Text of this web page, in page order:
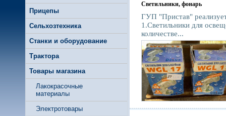
Прицепы
Сельхозтехника
Станки и оборудование
Трактора
Товары магазина
Лакокрасочные
материалы
Электротовары
Cветильники, фонарь
ГУП "Пристав"
1.Светильники для
количестве...